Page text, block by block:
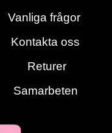
Vanliga frågor
Kontakta oss
Returer
Samarbeten